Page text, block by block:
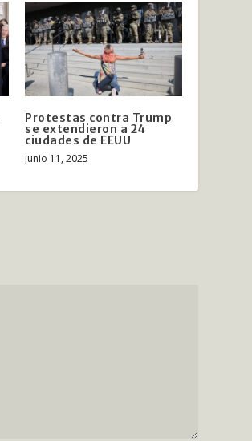
Protestas contra Trump
se extendieron a 24
ciudades de EEUU
junio 11, 2025